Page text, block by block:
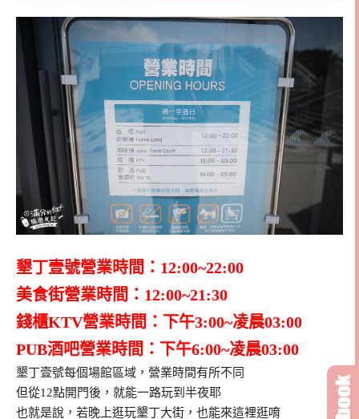
墾丁壹號營業時間：12:00~22:00
美食街營業時間：12:00~21:30
錢櫃KTV營業時間：下午3:00~凌晨03:00
PUB酒吧營業時間：下午6:00~凌晨03:00
墾丁壹號每個場館區域，營業時間有所不同
但從12點開門後，就能一路玩到半夜耶
也就是說，若晚上逛玩墾丁大街，也能來這裡逛唷